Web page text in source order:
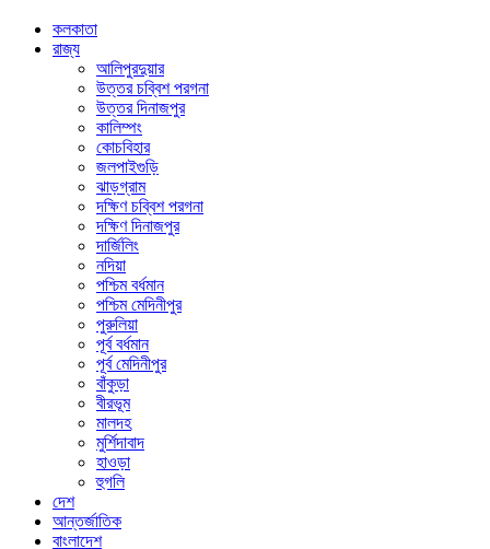
কলকাতা
রাজ্য
আলিপুরদুয়ার
উত্তর চব্বিশ পরগনা
উত্তর দিনাজপুর
কালিম্পং
কোচবিহার
জলপাইগুড়ি
ঝাড়গ্রাম
দক্ষিণ চব্বিশ পরগনা
দক্ষিণ দিনাজপুর
দার্জিলিং
নদিয়া
পশ্চিম বর্ধমান
পশ্চিম মেদিনীপুর
পুরুলিয়া
পূর্ব বর্ধমান
পূর্ব মেদিনীপুর
বাঁকুড়া
বীরভূম
মালদহ
মুর্শিদাবাদ
হাওড়া
হুগলি
দেশ
আন্তর্জাতিক
বাংলাদেশ